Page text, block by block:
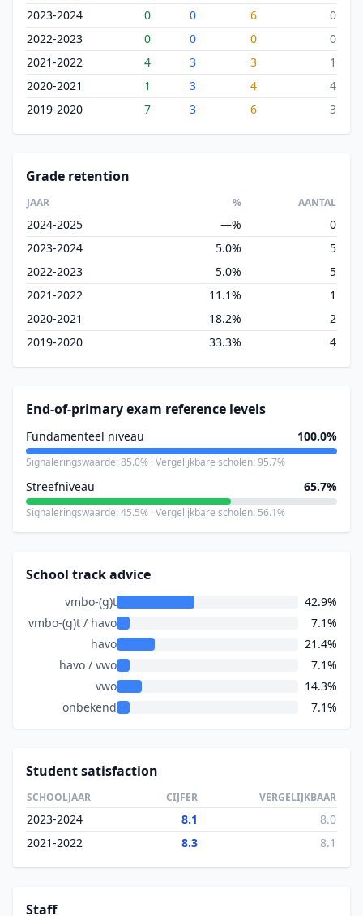
2023-2024
0 0 6
0
2022-2023
0 0 0
0
2021-2022
4 3 3
1
2020-2021
1 3 4
4
2019-2020
7 3 6 3
Grade retention
JAAR % AANTAL
2024-2025 —%
0
2023-2024
5.0%
5
2022-2023
5.0%
5
2021-2022
11.1%
1
2020-2021
18.2%
2
2019-2020
33.3% 4
End-of-primary exam reference levels
Fundamenteel niveau 100.0%
Signaleringswaarde: 85.0% · Vergelijkbare scholen: 95.7%
Streefniveau 65.7%
Signaleringswaarde: 45.5% · Vergelijkbare scholen: 56.1%
School track advice
vmbo-(g)t
42.9%
vmbo-(g)t / havo
7.1%
havo
21.4%
havo / vwo
7.1%
vwo
14.3%
onbekend
7.1%
Student satisfaction
SCHOOLJAAR CIJFER VERGELIJKBAAR
2023-2024 8.1
8.0
2021-2022
8.3 8.1
Staff